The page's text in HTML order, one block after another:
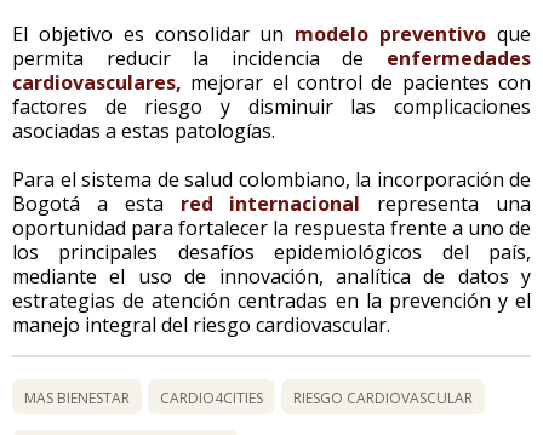
El objetivo es consolidar un modelo preventivoque
permita reducir la incidencia de enfermedades
cardiovasculares, mejorar el control de pacientes con
factores de riesgo y disminuir las complicaciones
asociadas a estas patologías.
Para el sistema de salud colombiano, la incorporación de
Bogotá a esta red internacional representa una
oportunidad para fortalecer la respuesta frente a uno de
los principales desafíos epidemiológicos del país,
mediante el uso de innovación, analítica de datos y
estrategias de atención centradas en la prevención y el
manejo integral del riesgo cardiovascular.
MAS BIENESTAR CARDIO4CITIES RIESGO CARDIOVASCULAR